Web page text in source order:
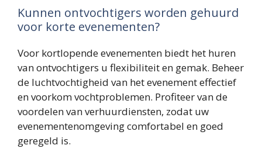
Kunnen ontvochtigers worden gehuurd
voor korte evenementen?
Voor kortlopende evenementen biedt het huren
van ontvochtigers u flexibiliteit en gemak. Beheer
de luchtvochtigheid van het evenement effectief
en voorkom vochtproblemen. Profiteer van de
voordelen van verhuurdiensten, zodat uw
evenementenomgeving comfortabel en goed
geregeld is.